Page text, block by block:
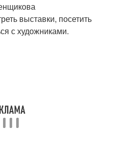
выставки, посетить
с художниками.